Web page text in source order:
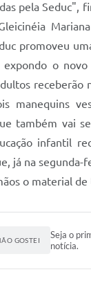
pela Seduc",
promoveu
o
receberão
manequins
também vai
infantil
já na segunda-
o material de
GOSTEI
Seja o
notícia.